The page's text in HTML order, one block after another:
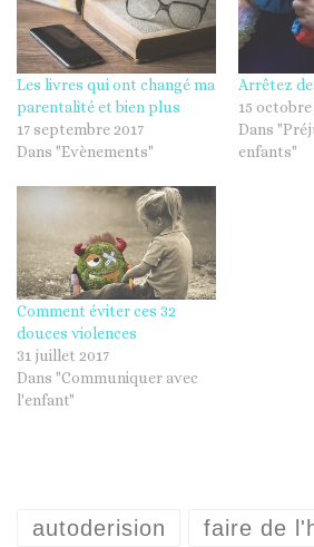
Les livres qui ont changé ma
parentalité et bien plus
17 septembre 2017
Dans "Evènements"
Arrêtez
15 octobre
Dans
enfants"
Comment éviter ces 32
douces violences
31 juillet 2017
Dans "Communiquer avec
l'enfant"
autoderision faire de